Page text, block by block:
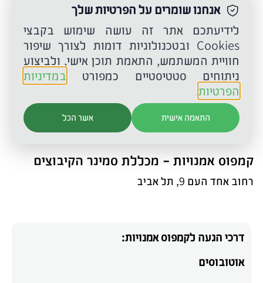
קמפוס אמנויות - מכללת סמינר הקיבוצים
רחוב אחד העם 9, תל אביב
דרכי הגעה לקמפוס אמנויות:
אוטובוסים
אנחנו שומרים על הפרטיות שלך
לידיעתכם אתר זה עושה שימוש בקבצי
Cookies ובטכנולוגיות דומות לצורך שיפור
חוויית המשתמש, התאמת תוכן אישי, ולביצוע
ניתוחים סטטיסטיים כמפורט במדיניות
הפרטיות.
אשר הכל התאמה אישית